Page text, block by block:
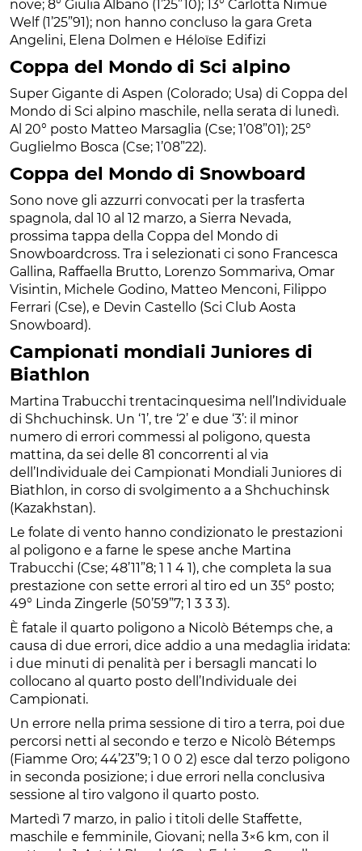
nove; 8° Giulia Albano (1’25”10); 13° Carlotta Nimue
Welf (1’25”91); non hanno concluso la gara Greta
Angelini, Elena Dolmen e Héloïse Edifizi
Coppa del Mondo di Sci alpino
Super Gigante di Aspen (Colorado; Usa) di Coppa del
Mondo di Sci alpino maschile, nella serata di lunedì.
Al 20° posto Matteo Marsaglia (Cse; 1’08”01); 25°
Guglielmo Bosca (Cse; 1’08”22).
Coppa del Mondo di Snowboard
Sono nove gli azzurri convocati per la trasferta
spagnola, dal 10 al 12 marzo, a Sierra Nevada,
prossima tappa della Coppa del Mondo di
Snowboardcross. Tra i selezionati ci sono Francesca
Gallina, Raffaella Brutto, Lorenzo Sommariva, Omar
Visintin, Michele Godino, Matteo Menconi, Filippo
Ferrari (Cse), e Devin Castello (Sci Club Aosta
Snowboard).
Campionati mondiali Juniores di
Biathlon
Martina Trabucchi trentacinquesima nell’Individuale
di Shchuchinsk. Un ‘1’, tre ‘2’ e due ‘3’: il minor
numero di errori commessi al poligono, questa
mattina, da sei delle 81 concorrenti al via
dell’Individuale dei Campionati Mondiali Juniores di
Biathlon, in corso di svolgimento a a Shchuchinsk
(Kazakhstan).
Le folate di vento hanno condizionato le prestazioni
al poligono e a farne le spese anche Martina
Trabucchi (Cse; 48’11”8; 1 1 4 1), che completa la sua
prestazione con sette errori al tiro ed un 35° posto;
49° Linda Zingerle (50’59”7; 1 3 3 3).
È fatale il quarto poligono a Nicolò Bétemps che, a
causa di due errori, dice addio a una medaglia iridata:
i due minuti di penalità per i bersagli mancati lo
collocano al quarto posto dell’Individuale dei
Campionati.
Un errore nella prima sessione di tiro a terra, poi due
percorsi netti al secondo e terzo e Nicolò Bétemps
(Fiamme Oro; 44’23”9; 1 0 0 2) esce dal terzo poligono
in seconda posizione; i due errori nella conclusiva
sessione al tiro valgono il quarto posto.
Martedì 7 marzo, in palio i titoli delle Staffette,
maschile e femminile, Giovani; nella 3×6 km, con il